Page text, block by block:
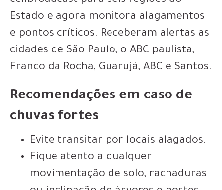
Estado e agora monitora alagamentos
e pontos críticos. Receberam alertas as
cidades de São Paulo, o ABC paulista,
Franco da Rocha, Guarujá, ABC e Santos.
Recomendações em caso de
chuvas fortes
Evite transitar por locais alagados.
Fique atento a qualquer
movimentação de solo, rachaduras